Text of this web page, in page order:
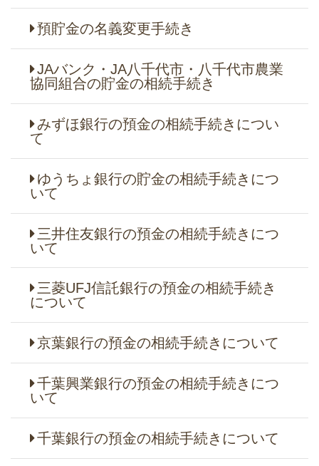
預貯金の名義変更手続き
JAバンク・JA八千代市・八千代市農業
協同組合の貯金の相続手続き
みずほ銀行の預金の相続手続きについ
て
ゆうちょ銀行の貯金の相続手続きにつ
いて
三井住友銀行の預金の相続手続きにつ
いて
三菱UFJ信託銀行の預金の相続手続き
について
京葉銀行の預金の相続手続きについて
千葉興業銀行の預金の相続手続きにつ
いて
千葉銀行の預金の相続手続きについて